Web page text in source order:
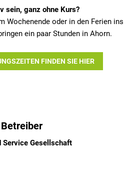
sein, ganz ohne Kurs?
Wochenende oder in den Ferien ins
ein paar Stunden in Ahorn.
FINDEN SIE HIER
Service Gesellschaft